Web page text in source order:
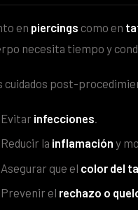
en piercings como en
necesita tiempo y
cuidados post-
Evitar infecciones
Reducir la inflamación y
Asegurar que el color del
Prevenir el rechazo o